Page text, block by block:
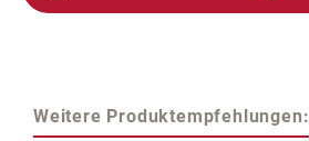
Weitere Produktempfehlungen: